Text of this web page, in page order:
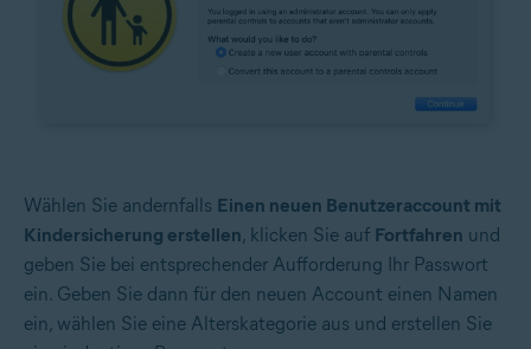
Wählen Sie andernfalls Einen neuen Benutzeraccount mit
Kindersicherung erstellen, klicken Sie auf Fortfahren und
geben Sie bei entsprechender Aufforderung Ihr Passwort
ein. Geben Sie dann für den neuen Account einen Namen
ein, wählen Sie eine Alterskategorie aus und erstellen Sie